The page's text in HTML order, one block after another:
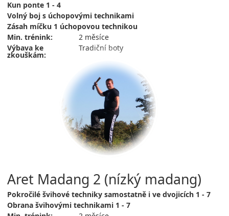
Kun ponte 1 - 4
Volný boj s úchopovými technikami
Zásah míčku 1 úchopovou technikou
Min. trénink:
2 měsíce
Výbava ke
zkouškám:
Tradiční boty
Aret Madang 2 (nízký madang)
Pokročilé švihové techniky samostatně i ve dvojicích 1 - 7
Obrana švihovými technikami 1 - 7